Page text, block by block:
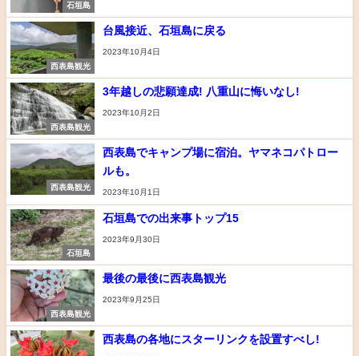
石垣島
西表島観光
台風接近、石垣島に戻る
2023年10月4日
西表島観光
3年越しの悲願達成! 八重山に悔いなし!
2023年10月2日
西表島観光
西表島でキャンプ場に宿泊。ヤマネコパトロー
ルも。
2023年10月1日
石垣島
石垣島での出来事トップ15
2023年9月30日
西表島観光
最後の最後に西表島観光
2023年9月25日
西表島の各地にスターリンクを設置すべし!